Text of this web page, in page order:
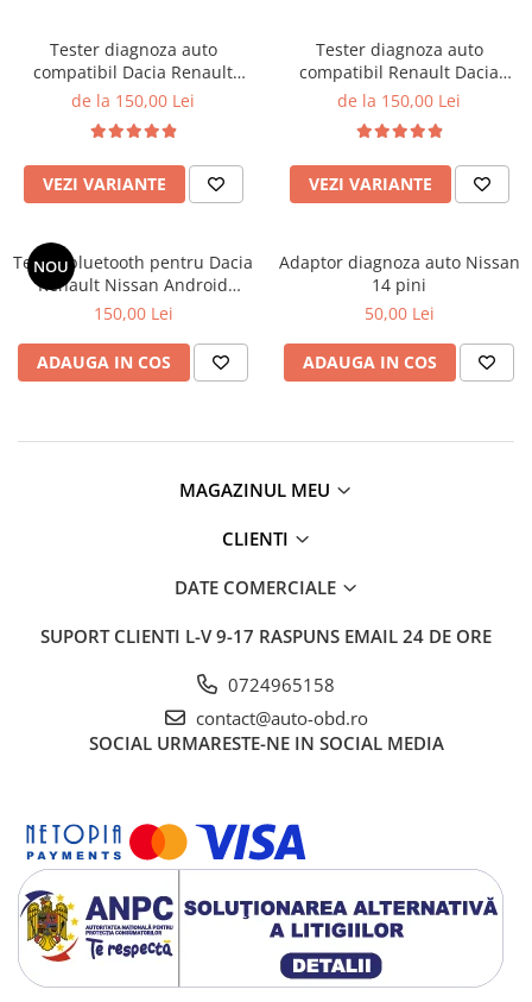
Cabluri OBD
Capace ventil roti
Chei si cipuri
Chip Transponder
Diverse
Tester diagnoza auto
compatibil Dacia Renault
Nissan DDT4ALL
de la 150,00 Lei
VEZI VARIANTE
Tester diagnoza auto
compatibil Renault Dacia
Nissan wifi
de la 150,00 Lei
VEZI VARIANTE
NOU
Tester bluetooth pentru Dacia
Renault Nissan Android
EcuTweaker
150,00 Lei
ADAUGA IN COS
Adaptor diagnoza auto Nissan
14 pini
50,00 Lei
ADAUGA IN COS
MAGAZINUL MEU
CLIENTI
DATE COMERCIALE
SUPORT CLIENTI L-V 9-17 RASPUNS EMAIL 24 DE ORE
0724965158
contact@auto-obd.ro
SOCIAL URMARESTE-NE IN SOCIAL MEDIA